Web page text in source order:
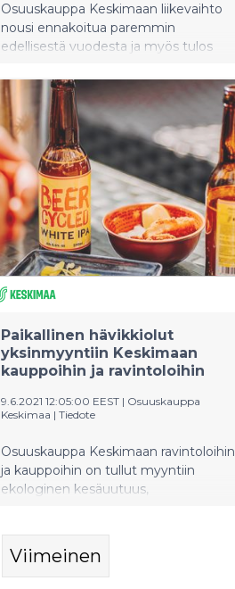
Osuuskauppa Keskimaan liikevaihto
nousi ennakoitua paremmin
edellisestä vuodesta ja myös tulos
Kaikkien toimialojen myynti kasvoi ja
tulos parani, mutta matkailu- ja
ravitsemiskaupan tulos jäi kuitenkin
edelleen merkittävästi tappiol-liseksi.
Henkilökunnan työtyytyväisyys pysyi
tutkitusti erinomaisella tasolla.
Henkilökuntaa palkittiin yli miljoonan
euron ylimääräisellä tulospalkkiolla
kiitoksena ennakoitua paremmasta
tuloksesta ja sinnikkäästä työstä
koronapandemian keskellä. Vuonna
2021 Keskimaan inves-toinnit olivat
yli 62 miljoonaan euroon.
Paikallinen hävikkiolut
yksinmyyntiin Keskimaan
kauppoihin ja ravintoloihin
9.6.2021 12:05:00 EEST | Osuuskauppa
Keskimaa | Tiedote
Osuuskauppa Keskimaan ravintoloihin
ja kauppoihin on tullut myyntiin
ekologinen kesäuutuus,
white IPA. Kesäoluen on kehittänyt
jyväskyläläinen Panimoyhtiö X.
Keskimaalle yksinmyyntiin
Viimeinen